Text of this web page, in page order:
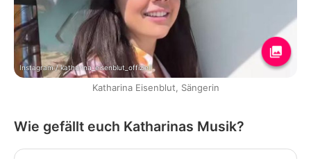
Instagram / katharina_eisenblut_offiziell
Katharina Eisenblut, Sängerin
Wie gefällt euch Katharinas Musik?